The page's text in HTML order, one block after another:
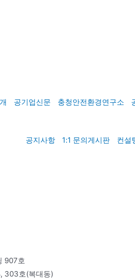
공기업신문 충청안전환경연구소
공지사항 1:1 문의게시판
컨설
907호
303호(복대동)